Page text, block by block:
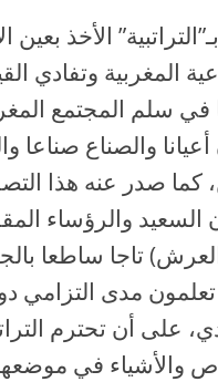
الأخذ بعين
المغربية وتفادي
في سلم المجتمع
أعيانا والصناع صناعا
كما صدر عنه هذا
السعيد والرؤساء
تاجا ساطعا
مدى التزامي
على أن تحترم
والأشياء في